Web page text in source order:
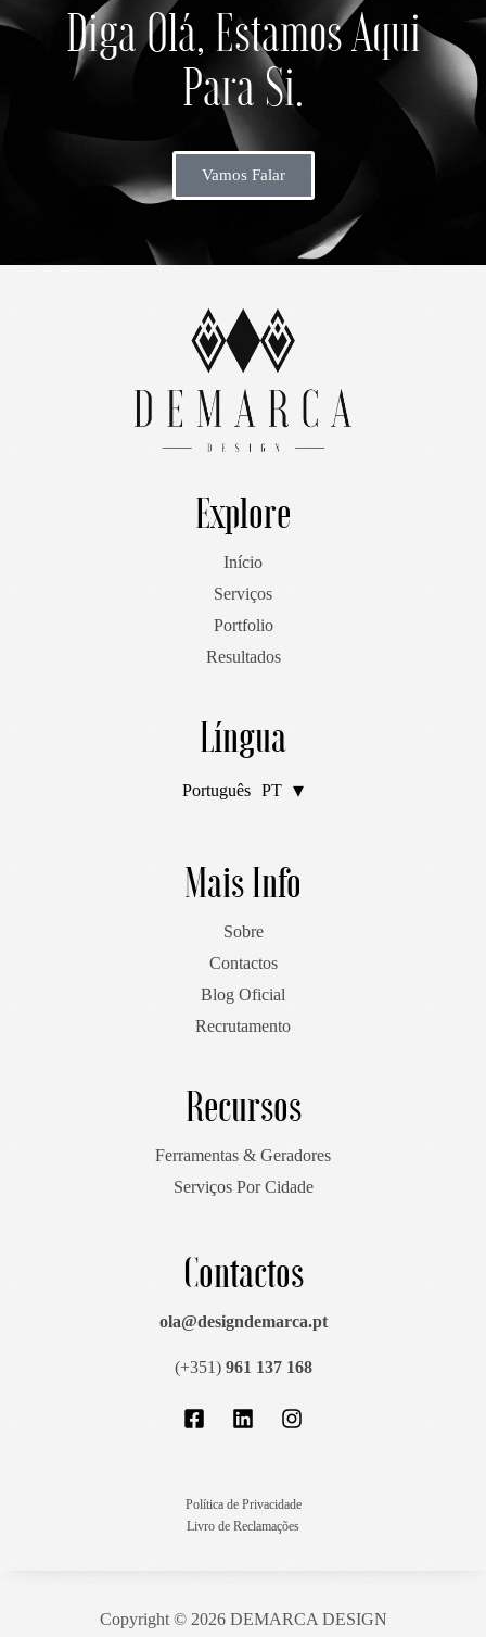
Diga Olá, Estamos Aqui
Para Si.
Vamos Falar
Explore
Início
Serviços
Portfolio
Resultados
Língua
Português PT
English EN
Mais Info
Sobre
Contactos
Blog Oficial
Recrutamento
Recursos
Ferramentas & Geradores
Serviços Por Cidade
Contactos
ola@designdemarca.pt
(+351) 961 137 168
Política de Privacidade
Livro de Reclamações
Copyright © 2026 DEMARCA DESIGN